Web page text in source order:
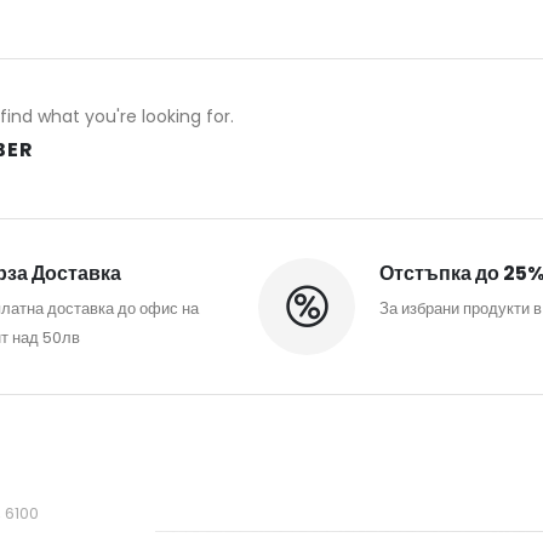
what you're looking for.
Доставка
доставка до офис на
над 50лв
Отстъпка до
За избрани продукти